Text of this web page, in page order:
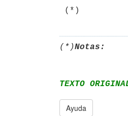
(*)Notas:
TEXTO
Ayuda